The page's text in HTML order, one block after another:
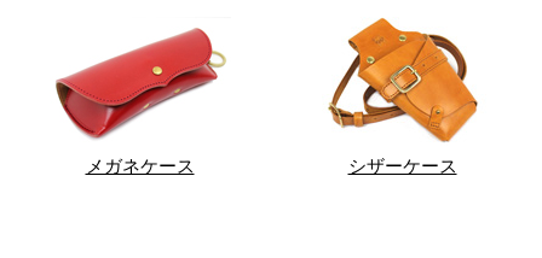
メガネケース シザーケース